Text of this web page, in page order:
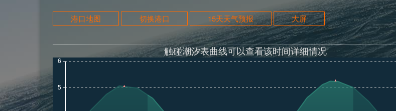
港口地图 切换港口 15天天气预报 大屏
触碰潮汐表曲线可以查看该时间详细情况